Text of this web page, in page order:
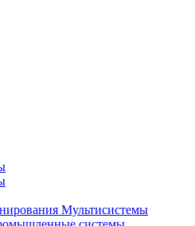
Мультисистемы